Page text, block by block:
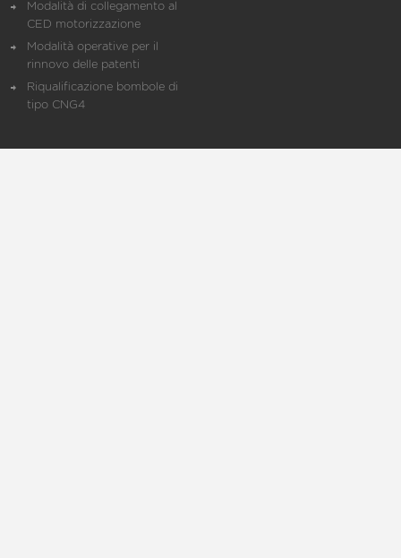
Modalità di collegamento al
CED motorizzazione
Modalità operative per il
rinnovo delle patenti
Riqualificazione bombole di
tipo CNG4